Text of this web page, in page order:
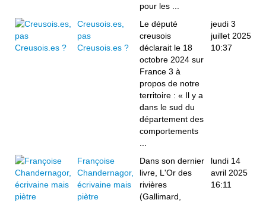
pour les ...
Creusois.es,
pas
Creusois.es ?
Le député
creusois
déclarait le 18
octobre 2024 sur
France 3 à
propos de notre
territoire : « Il y a
dans le sud du
département des
comportements
jeudi 3
juillet 2025
10:37
Françoise
Chandernagor,
écrivaine mais
piètre
Dans son dernier
livre, L'Or des
rivières
(Gallimard,
lundi 14
avril 2025
16:11